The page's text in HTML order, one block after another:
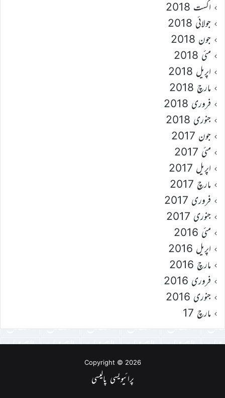
اگست 2018
جولائی 2018
جون 2018
مئی 2018
اپریل 2018
مارچ 2018
فروری 2018
جنوری 2018
جون 2017
مئی 2017
اپریل 2017
مارچ 2017
فروری 2017
جنوری 2017
مئی 2016
اپریل 2016
مارچ 2016
فروری 2016
جنوری 2016
مارچ 17
Copyright © 2026
پرائیویسی پالیسی